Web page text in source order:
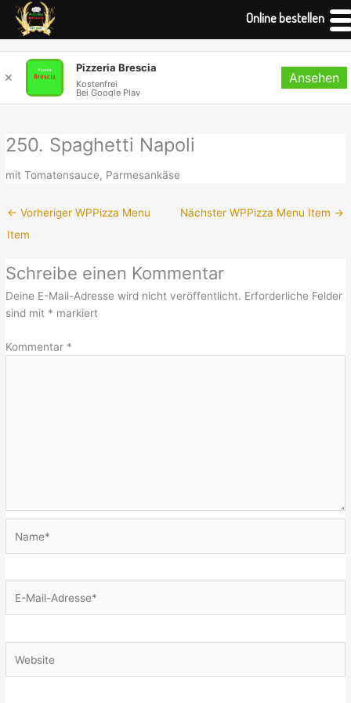
Inhalt
springen
250. Spaghetti Napoli
mit Tomatensauce, Parmesankäse
← Vorheriger WPPizza Menu
Item
Nächster WPPizza Menu Item →
Schreibe einen Kommentar
Deine E-Mail-Adresse wird nicht veröffentlicht. Erforderliche Felder
sind mit * markiert
Kommentar *
Mail-
Online bestellen
✕
Pizzeria Brescia
Kostenfrei
Bei Google Play
Ansehen